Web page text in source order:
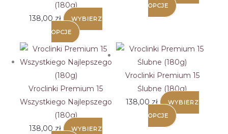
(180g)
138,00 zł
WYBIERZ
OPCJE
OPCJE
Vroclinki Premium 15
Wszystkiego Najlepszego
(180g)
138,00 zł
WYBIERZ
Vroclinki Premium 15
Ślubne (180g)
138,00 zł
WYBIERZ
OPCJE